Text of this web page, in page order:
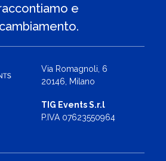
e
Via Romagnoli, 6
20146, Milano
TIG Events S.r.l
P.IVA 07623550964